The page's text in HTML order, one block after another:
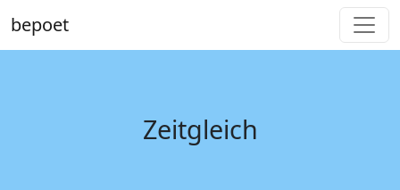
bepoet
Zeitgleich